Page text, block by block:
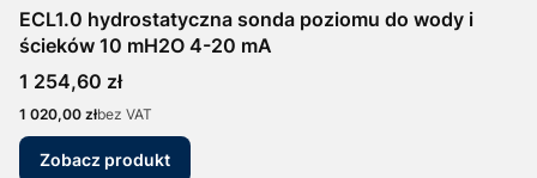
ECL1.0 hydrostatyczna sonda poziomu do wody i
ścieków 10 mH2O 4-20 mA
Cena
1 254,60 zł
Cena
1 020,00 złbez VAT
Zobacz produkt